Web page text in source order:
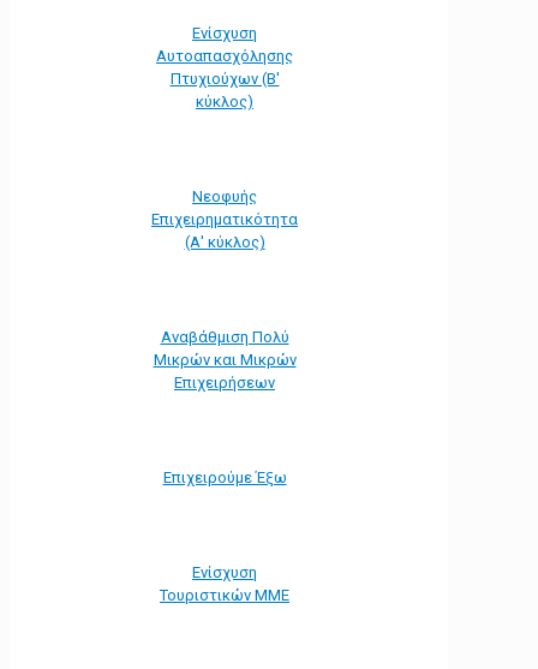
Ενίσχυση
Αυτοαπασχόλησης
Πτυχιούχων (Β'
κύκλος)
Νεοφυής
Επιχειρηματικότητα
(Α' κύκλος)
Αναβάθμιση Πολύ
Μικρών και Μικρών
Επιχειρήσεων
Επιχειρούμε Έξω
Ενίσχυση
Τουριστικών ΜΜΕ